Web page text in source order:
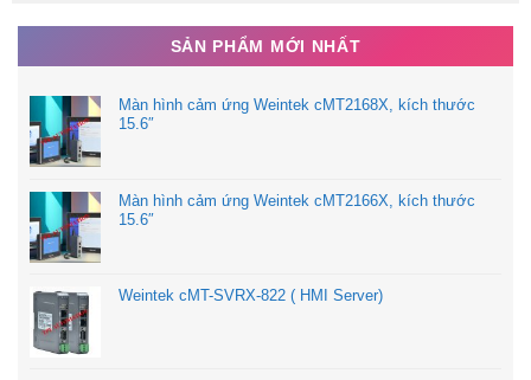
KD40C90AX: 90A
KD40C100AX: 100A
KD40C125AX: 125A
SẢN PHẨM MỚI NHẤT
Màn hình cảm ứng Weintek cMT2168X, kích thước
15.6″
Màn hình cảm ứng Weintek cMT2166X, kích thước
15.6″
Weintek cMT-SVRX-822 ( HMI Server)